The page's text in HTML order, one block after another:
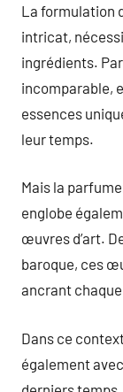
La formulation
intricat,
ingrédients.
incomparable,
essences
leur temps.
Mais la
englobe
œuvres d’art.
baroque, ces
ancrant
Dans ce
également